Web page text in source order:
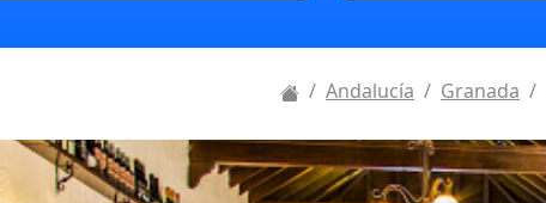
Andalucía Granada